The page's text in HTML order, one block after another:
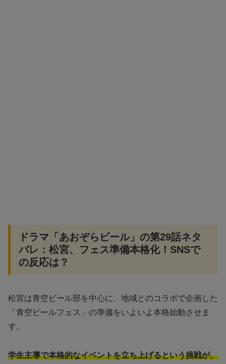
ドラマ「あおぞらビール」の第29話ネタ
バレ：松宮、フェス準備本格化！SNSで
の反応は？
松宮は青空ビール部を中心に、地域とのコラボで企画した
「青空ビールフェス」の準備をいよいよ本格始動させま
す。
学生主導で本格的なイベントを立ち上げるという挑戦が、